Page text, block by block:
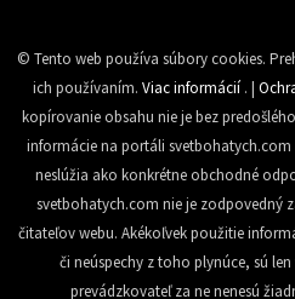
© Tento web používa súbory cookies.
ich používaním. Viac informácií. |
kopírovanie obsahu nie je bez
informácie na portáli
neslúžia ako konkrétne obchodné
svetbohatych.com nie je zodpovedný
čitateľov webu. Akékoľvek použitie
či neúspechy z toho plynúce, sú
prevádzkovateľ za ne nenesú